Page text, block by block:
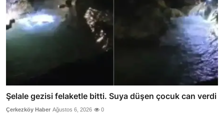
Şelale gezisi felaketle bitti. Suya düşen çocuk can verdi
Çerkezköy Haber Ağustos 6, 2026 0